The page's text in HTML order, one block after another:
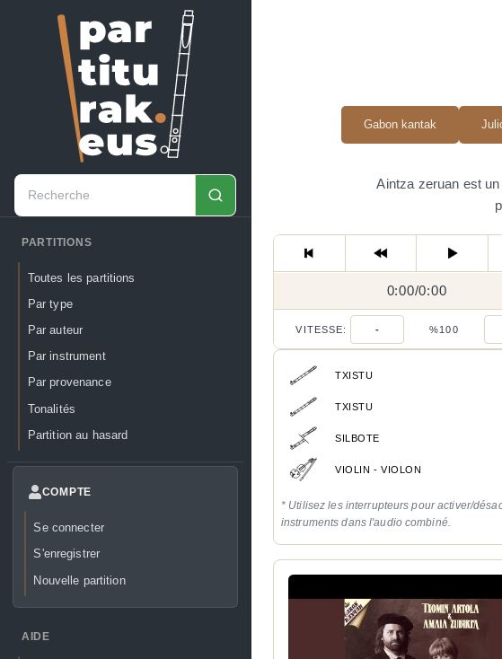
PARTITIONS
Toutes les partitions
Par type
Par auteur
Par instrument
Par provenance
Tonalités
Partition au hasard
COMPTE
Se connecter
S'enregistrer
Nouvelle partition
AIDE
Gabon kantak
Aintza zeruan est
0:00/
0:00/0:00
VITESSE: - %100
TXISTU
TXISTU
SILBOTE
VIOLIN - VIOLON
* Utilisez les interrupteurs pour activer/
instruments dans l'audio combiné.